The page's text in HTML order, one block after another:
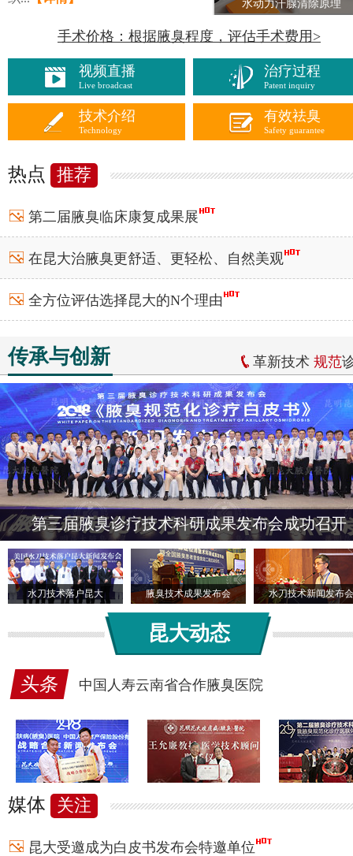
水动力汗腺清除原理
手术价格：根据腋臭程度，评估手术费用>
视频直播
Live broadcast
治疗过程
Patent inquiry
技术介绍
Technology
有效祛臭
Safety guarantee
热点 推荐
第二届腋臭临床康复成果展
在昆大治腋臭更舒适、更轻松、自然美观
全方位评估选择昆大的N个理由
传承与创新 革新技术 规范
第三届腋臭诊疗技术科研成果发布会成功召开
水刀技术落户昆大 腋臭技术成果发布会 水刀技术新闻发布会
昆大动态
头条 中国人寿云南省合作腋臭医院
媒体 关注
昆大受邀成为白皮书发布会特邀单位